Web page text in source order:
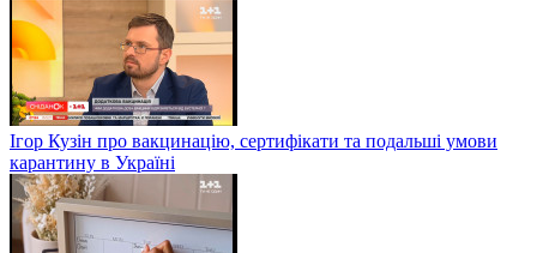
Ігор Кузін про вакцинацію, сертифікати та подальші умови
карантину в Україні